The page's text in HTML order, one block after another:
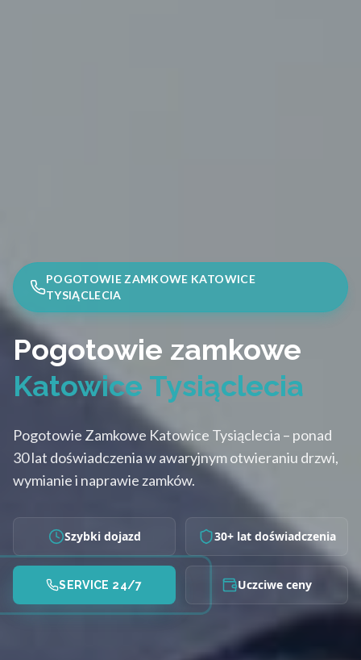
POGOTOWIE ZAMKOWE KATOWICE
TYSIĄCLECIA
Pogotowie zamkowe
Katowice Tysiąclecia
Pogotowie Zamkowe Katowice Tysiąclecia – ponad
30 lat doświadczenia w awaryjnym otwieraniu drzwi,
wymianie i naprawie zamków.
Szybki dojazd 30+ lat doświadczenia
SERVICE 24/7 Uczciwe ceny